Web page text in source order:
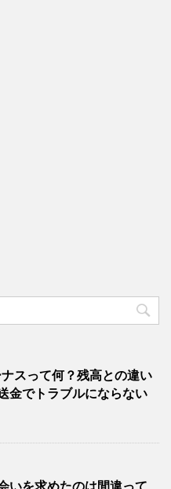
スって何？残高との違い
金でトラブルにならない
いを求めたのは間違って